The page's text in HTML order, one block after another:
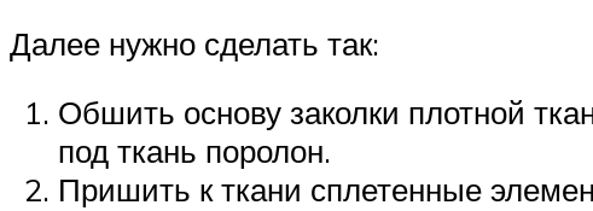
Далее нужно сделать так:
Обшить основу заколки плотной
под ткань поролон.
Пришить к ткани сплетенные